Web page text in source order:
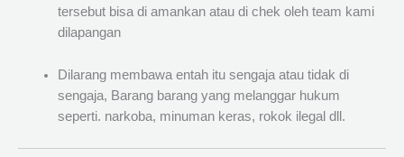
tersebut bisa di amankan atau di chek oleh team kami
dilapangan
Dilarang membawa entah itu sengaja atau tidak di
sengaja, Barang barang yang melanggar hukum
seperti. narkoba, minuman keras, rokok ilegal dll.